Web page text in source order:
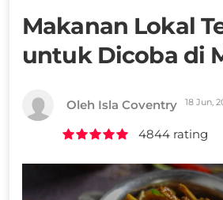
Makanan Lokal
untuk Dicoba di
Oleh Isla Coventry 18 Jun,
4844 rating